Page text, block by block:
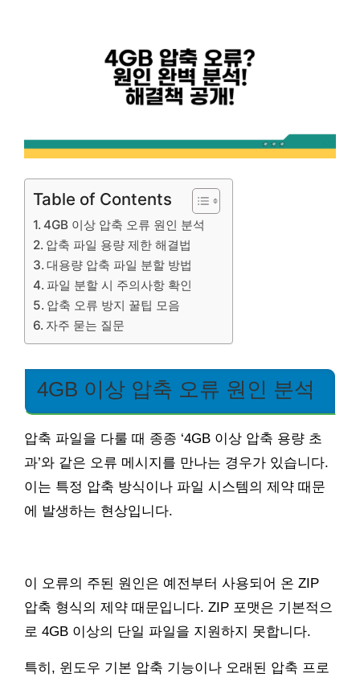
Table of Contents
4GB 이상 압축 오류 원인 분석
압축 파일 용량 제한 해결법
대용량 압축 파일 분할 방법
파일 분할 시 주의사항 확인
압축 오류 방지 꿀팁 모음
자주 묻는 질문
4GB 이상 압축 오류 원인 분석
압축 파일을 다룰 때 종종 ‘4GB 이상 압축 용량 초
과’와 같은 오류 메시지를 만나는 경우가 있습니다.
이는 특정 압축 방식이나 파일 시스템의 제약 때문
에 발생하는 현상입니다.
이 오류의 주된 원인은 예전부터 사용되어 온 ZIP
압축 형식의 제약 때문입니다. ZIP 포맷은 기본적으
로 4GB 이상의 단일 파일을 지원하지 못합니다.
특히, 윈도우 기본 압축 기능이나 오래된 압축 프로